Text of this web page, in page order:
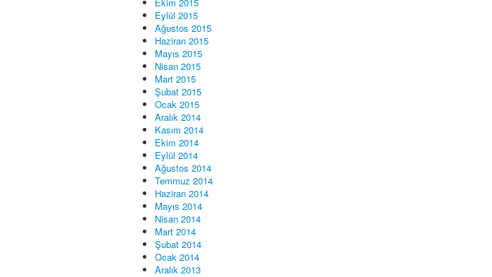
Eylül 2015
Ağustos 2015
Haziran 2015
Mayıs 2015
Nisan 2015
Mart 2015
Şubat 2015
Ocak 2015
Aralık 2014
Kasım 2014
Ekim 2014
Eylül 2014
Ağustos 2014
Temmuz 2014
Haziran 2014
Mayıs 2014
Nisan 2014
Mart 2014
Şubat 2014
Ocak 2014
Aralık 2013